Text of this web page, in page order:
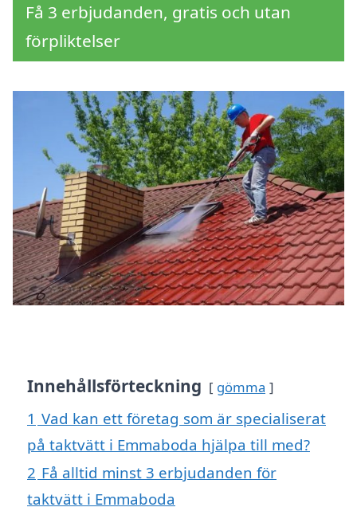
Få 3 erbjudanden, gratis och utan
förpliktelser
Innehållsförteckning gömma
1 Vad kan ett företag som är specialiserat
på taktvätt i Emmaboda hjälpa till med?
2 Få alltid minst 3 erbjudanden för
taktvätt i Emmaboda